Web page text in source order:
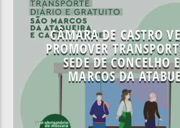
CÂMARA DE CASTRO
PROMOVER
SEDE DE CONCELHO
MARCOS DA